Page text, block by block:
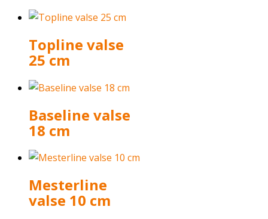
Topline valse
25 cm
Baseline valse
18 cm
Mesterline
valse 10 cm